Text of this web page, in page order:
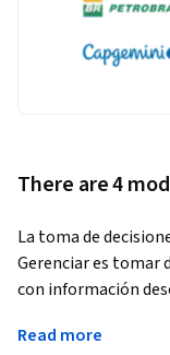
There are 4
La toma de
Gerenciar es tomar
con información
incertidumbre. Un
información,
Read more